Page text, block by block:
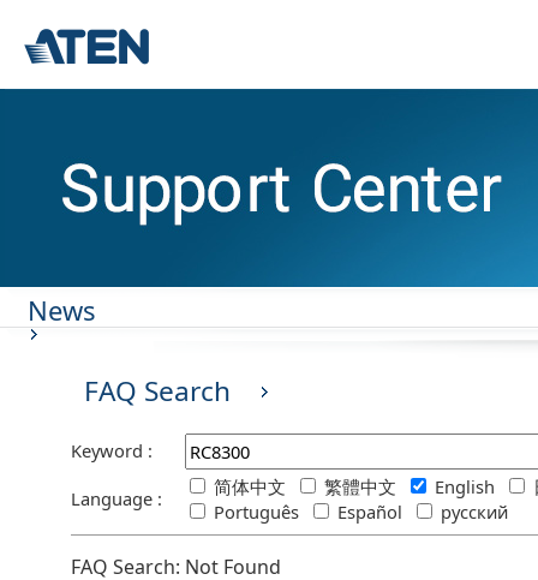
News
FAQ Search
Keyword :
Language :
简体中文 繁體中文 English
Português
Español русский